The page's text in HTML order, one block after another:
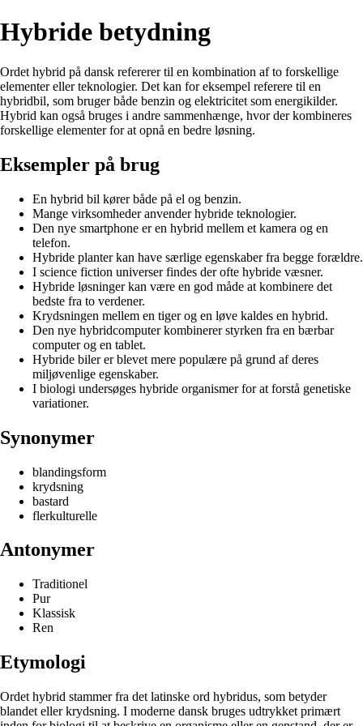
Hybride betydning
Ordet hybrid på dansk refererer til en kombination af to forskellige
elementer eller teknologier. Det kan for eksempel referere til en
hybridbil, som bruger både benzin og elektricitet som energikilder.
Hybrid kan også bruges i andre sammenhænge, hvor der kombineres
forskellige elementer for at opnå en bedre løsning.
Eksempler på brug
En hybrid bil kører både på el og benzin.
Mange virksomheder anvender hybride teknologier.
Den nye smartphone er en hybrid mellem et kamera og en
telefon.
Hybride planter kan have særlige egenskaber fra begge forældre.
I science fiction universer findes der ofte hybride væsner.
Hybride løsninger kan være en god måde at kombinere det
bedste fra to verdener.
Krydsningen mellem en tiger og en løve kaldes en hybrid.
Den nye hybridcomputer kombinerer styrken fra en bærbar
computer og en tablet.
Hybride biler er blevet mere populære på grund af deres
miljøvenlige egenskaber.
I biologi undersøges hybride organismer for at forstå genetiske
variationer.
Synonymer
blandingsform
krydsning
bastard
flerkulturelle
Antonymer
Traditionel
Pur
Klassisk
Ren
Etymologi
Ordet hybrid stammer fra det latinske ord hybridus, som betyder
blandet eller krydsning. I moderne dansk bruges udtrykket primært